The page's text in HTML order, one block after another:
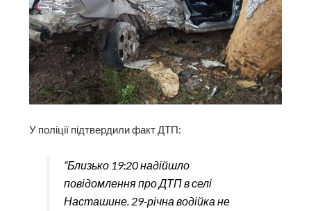
У поліції підтвердили факт ДТП:
“Близько 19:20 надійшло
повідомлення про ДТП в селі
Насташине. 29-річна водійка не